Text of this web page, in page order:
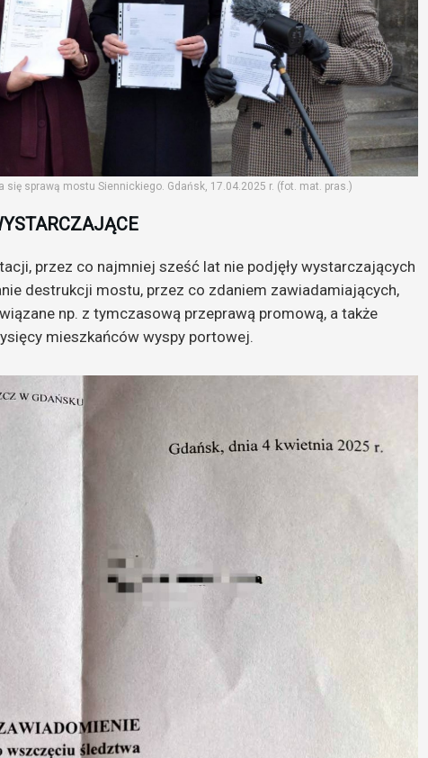
się sprawą mostu Siennickiego. Gdańsk, 17.04.2025 r. (fot. mat. pras.)
przez co najmniej sześć lat nie podjęły wystarczających
destrukcji mostu, przez co zdaniem zawiadamiających,
np. z tymczasową przeprawą promową, a także
mieszkańców wyspy portowej.